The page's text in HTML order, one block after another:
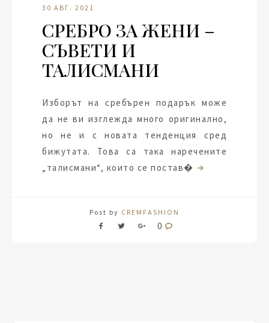
30 АВГ. 2021
СРЕБРО ЗА ЖЕНИ –
СЪВЕТИ И
ТАЛИСМАНИ
Изборът на сребърен подарък може
да не ви изглежда много оригинално,
но не и с новата тенденция сред
бижутата. Това са така наречените
„талисмани“, които се постав�
Post by CREMFASHION
0